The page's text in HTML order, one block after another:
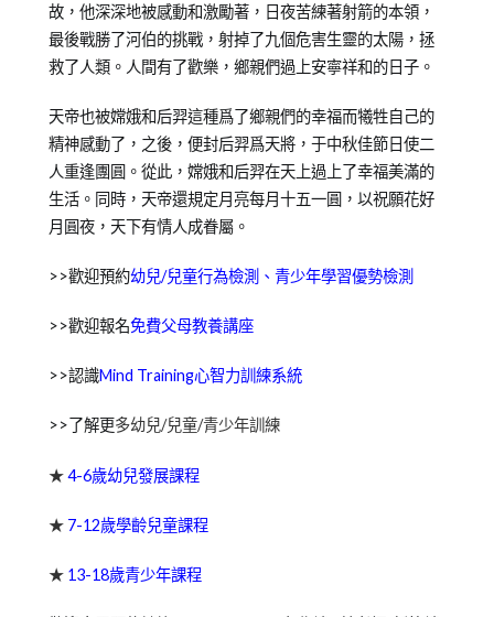
故，他深深地被感動和激勵著，日夜苦練著射箭的本領，
最後戰勝了河伯的挑戰，射掉了九個危害生靈的太陽，拯
救了人類。人間有了歡樂，鄉親們過上安寧祥和的日子。
天帝也被嫦娥和后羿這種爲了鄉親們的幸福而犧牲自己的
精神感動了，之後，便封后羿爲天將，于中秋佳節日使二
人重逢團圓。從此，嫦娥和后羿在天上過上了幸福美滿的
生活。同時，天帝還規定月亮每月十五一圓，以祝願花好
月圓夜，天下有情人成眷屬。
>>歡迎預約幼兒/兒童行為檢測、青少年學習優勢檢測
>>歡迎報名免費父母教養講座
>>認識Mind Training心智力訓練系統
>>了解更多幼兒/兒童/青少年訓練
★4-6歲幼兒發展課程
★ 7-12歲學齡兒童課程
★ 13-18歲青少年課程